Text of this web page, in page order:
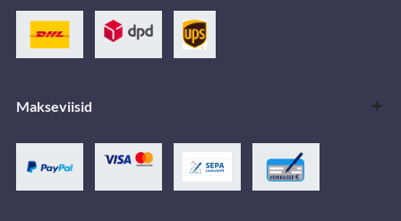
Makseviisid